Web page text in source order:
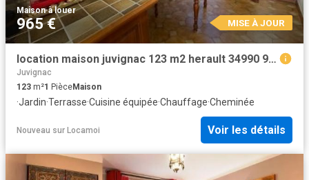
Maison·à louer
965 € MISE À JOUR
location maison juvignac 123 m2 herault 34990 965 € / mois
Juvignac
123 m²1 PièceMaison
·Jardin·Terrasse·Cuisine équipée·Chauffage·Cheminée
Nouveau sur Locamoi Voir les détails